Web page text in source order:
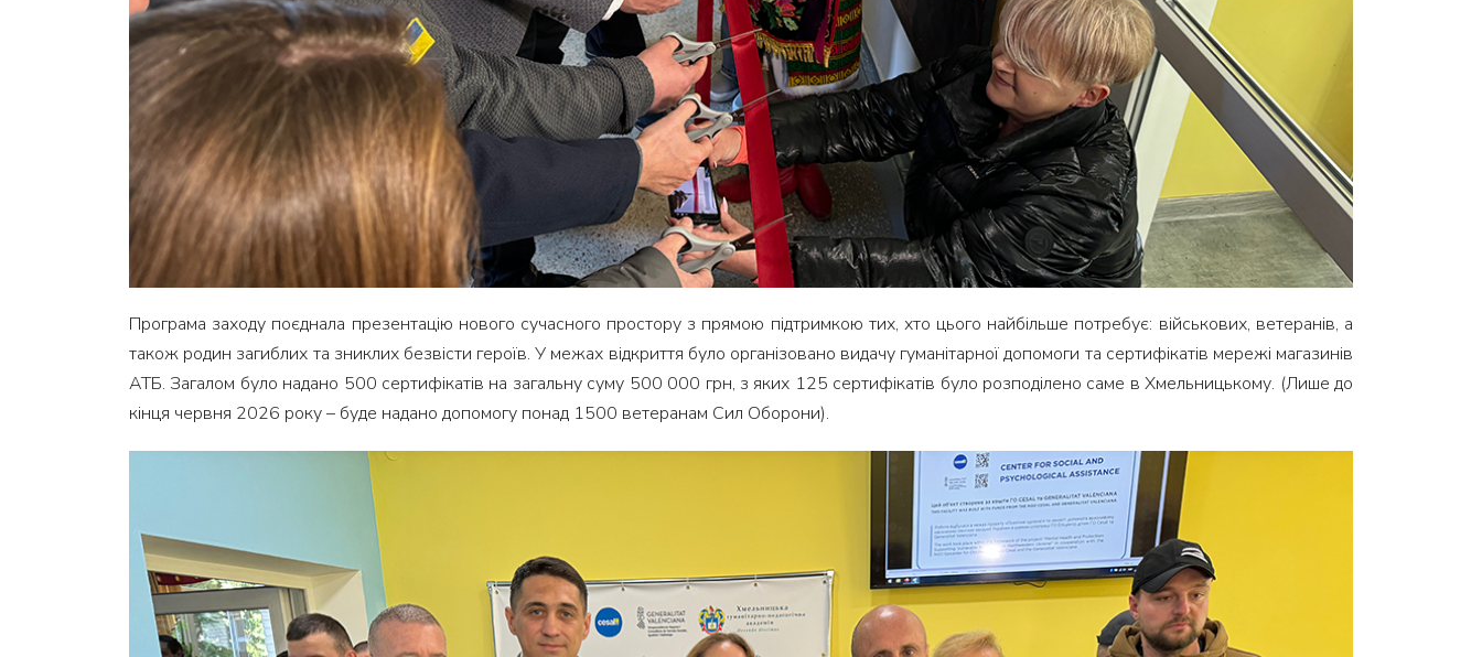
Програма заходу поєднала презентацію нового сучасного простору з прямою підтримкою тих, хто цього найбільше потребує: військових, ветеранів, а
також родин загиблих та зниклих безвісти героїв. У межах відкриття було організовано видачу гуманітарної допомоги та сертифікатів мережі магазинів
АТБ. Загалом було надано 500 сертифікатів на загальну суму 500 000 грн, з яких 125 сертифікатів було розподілено саме в Хмельницькому. (Лише до
кінця червня 2026 року – буде надано допомогу понад 1500 ветеранам Сил Оборони).